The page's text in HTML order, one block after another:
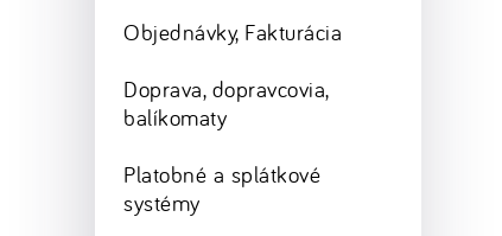
Objednávky, Fakturácia
Doprava, dopravcovia,
balíkomaty
Platobné a splátkové
systémy